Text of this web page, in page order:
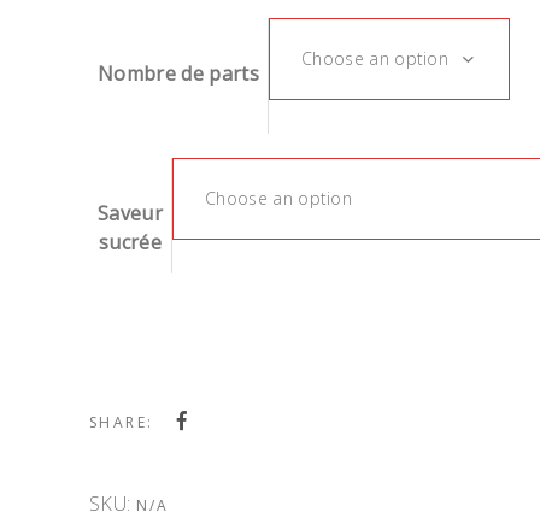
Nombre de parts
Choose an option
Saveur
sucrée
Choose an option
SHARE:
SKU: N/A